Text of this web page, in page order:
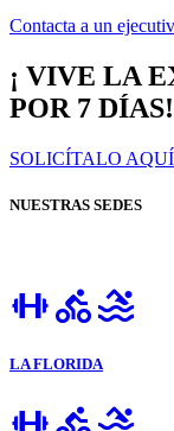
Contacta a un
¡ VIVE LA
POR 7 DÍAS!
SOLICÍTALO AQUÍ
NUESTRAS SEDES
LA FLORIDA